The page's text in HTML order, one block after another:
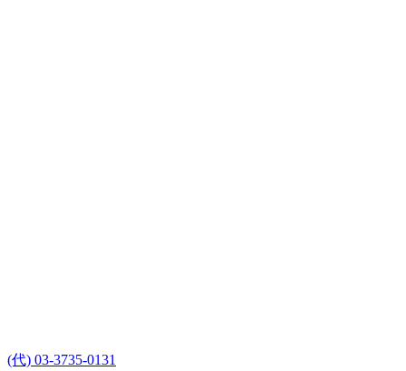
(代) 03-3735-0131